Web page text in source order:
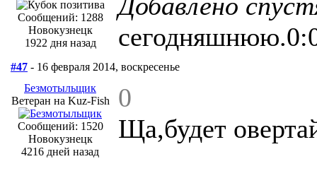
Сообщений: 1288
Новокузнецк
1922 дня назад
#47 - 16 февраля 2014, воскресенье
Безмотыльщик
Ветеран на Kuz-Fish
Сообщений: 1520
Новокузнецк
4216 дней назад
0
Ща,будет